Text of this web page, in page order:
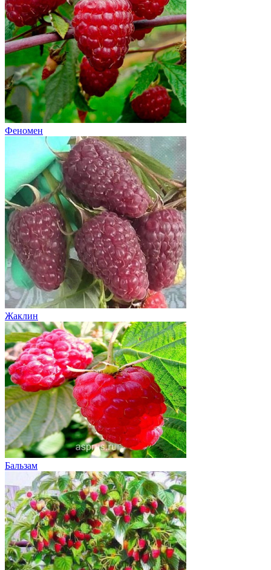
Феномен
Жаклин
Бальзам